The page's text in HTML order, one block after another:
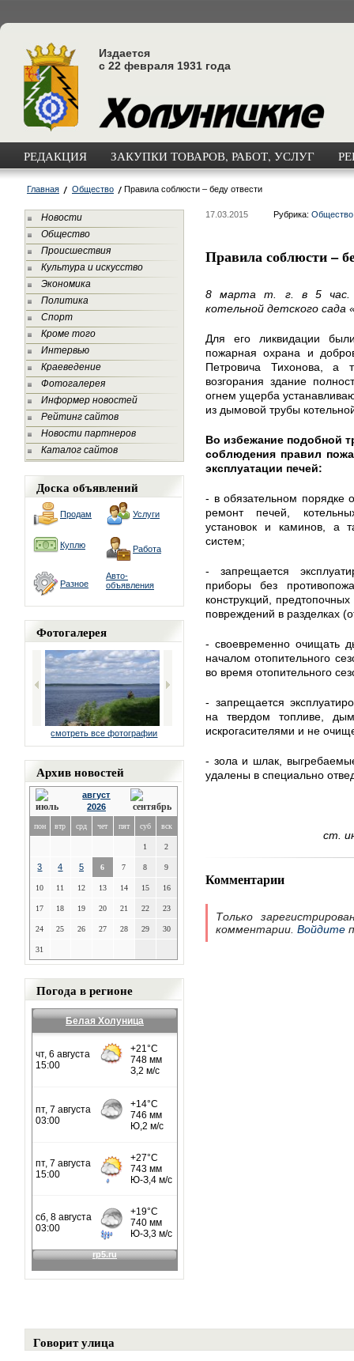
Издается
с 22 февраля 1931 года
РЕДАКЦИЯ ЗАКУПКИ ТОВАРОВ, РАБОТ, УСЛУГ
Главная Общество Правила соблюсти – беду отвести
Новости
Общество
Происшествия
Культура и искусство
Экономика
Политика
Спорт
Кроме того
Интервью
Краеведение
Фотогалерея
Информер новостей
Рейтинг сайтов
Новости партнеров
Каталог сайтов
Доска объявлений
Продам Услуги
Куплю Работа
Разное
Авто-
объявления
Фотогалерея
смотреть все фотографии
Архив новостей
август
2026
пон втр срд чет пят суб вск
1 2
3 4 5 6 7 8 9
10 11 12 13 14 15 16
17 18 19 20 21 22 23
24 25 26 27 28 29 30
31
Погода в регионе
Белая Холуница
17.03.2015 Рубрика: Общество
Правила соблюсти –
8 марта т. г. в 5 час.
котельной детского сада
Для его ликвидации
пожарная охрана и
Петровича Тихонова, а
возгорания здание
огнем ущерба
из дымовой трубы
Во избежание подобной
соблюдения правил
эксплуатации печей:
- в обязательном порядке
ремонт печей,
установок и каминов, а
систем;
- запрещается
приборы без
конструкций,
повреждений в разделках
- своевременно очищать
началом отопительного
во время отопительного
- запрещается
на твердом топливе,
искрогасителями и не
- зола и шлак,
удалены в специально
ст.
Комментарии
Только
комментарии. Войдите
Говорит улица